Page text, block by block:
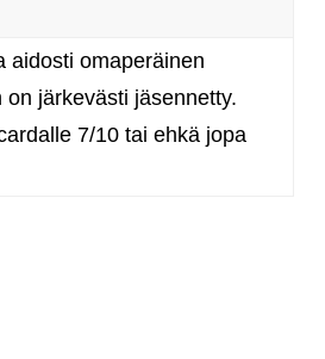
aidosti omaperäinen
järkevästi jäsennetty.
7/10 tai ehkä jopa